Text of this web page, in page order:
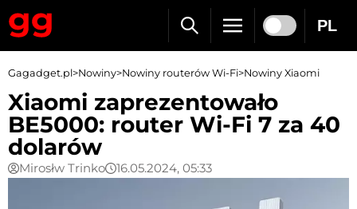
PL
Gagadget.pl>Nowiny>Nowiny routerów Wi-Fi>Nowiny Xiaomi
Xiaomi zaprezentowało
BE5000: router Wi-Fi 7 za 40
dolarów
Mirosłw Trinko 16.05.2024, 05:33